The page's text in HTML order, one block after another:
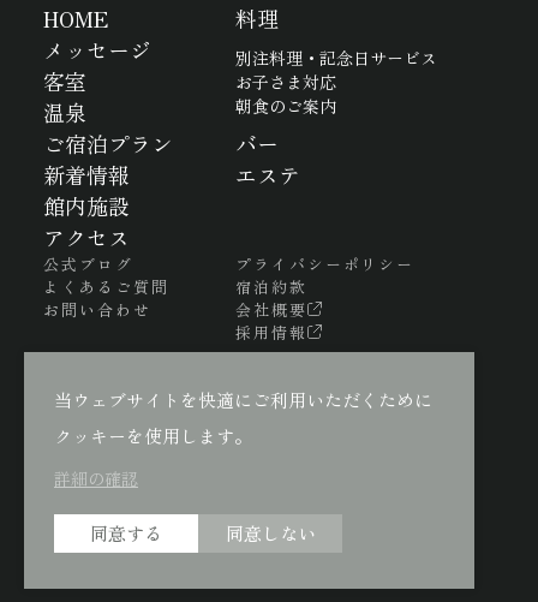
当ウェブサイトを快適にご利用いただくために
クッキーを使用します。
詳細の確認
同意する 同意しない
HOME
メッセージ
客室
温泉
料理
別注料理・記念日サービス
お子さま対応
朝食のご案内
ご宿泊プラン
新着情報
館内施設
アクセス
バー
エステ
公式ブログ
よくあるご質問
お問い合わせ
プライバシーポリシー
宿泊約款
会社概要
採用情報
Copyright© Madokanomori All Rights Reserved.